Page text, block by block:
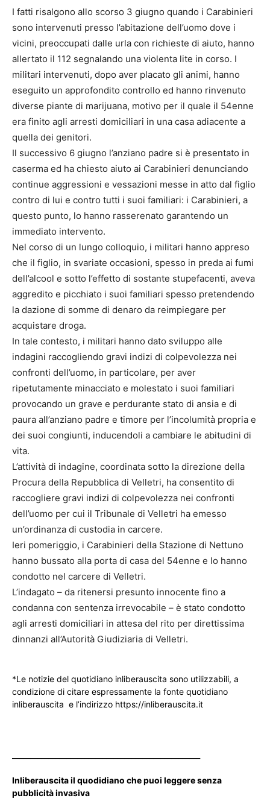
I fatti risalgono allo scorso 3 giugno quando i Carabinieri
sono intervenuti presso l’abitazione dell’uomo dove i
vicini, preoccupati dalle urla con richieste di aiuto, hanno
allertato il 112 segnalando una violenta lite in corso. I
militari intervenuti, dopo aver placato gli animi, hanno
eseguito un approfondito controllo ed hanno rinvenuto
diverse piante di marijuana, motivo per il quale il 54enne
era finito agli arresti domiciliari in una casa adiacente a
quella dei genitori.
Il successivo 6 giugno l’anziano padre si è presentato in
caserma ed ha chiesto aiuto ai Carabinieri denunciando
continue aggressioni e vessazioni messe in atto dal figlio
contro di lui e contro tutti i suoi familiari: i Carabinieri, a
questo punto, lo hanno rasserenato garantendo un
immediato intervento.
Nel corso di un lungo colloquio, i militari hanno appreso
che il figlio, in svariate occasioni, spesso in preda ai fumi
dell’alcool e sotto l’effetto di sostante stupefacenti, aveva
aggredito e picchiato i suoi familiari spesso pretendendo
la dazione di somme di denaro da reimpiegare per
acquistare droga.
In tale contesto, i militari hanno dato sviluppo alle
indagini raccogliendo gravi indizi di colpevolezza nei
confronti dell’uomo, in particolare, per aver
ripetutamente minacciato e molestato i suoi familiari
provocando un grave e perdurante stato di ansia e di
paura all’anziano padre e timore per l’incolumità propria e
dei suoi congiunti, inducendoli a cambiare le abitudini di
vita.
L’attività di indagine, coordinata sotto la direzione della
Procura della Repubblica di Velletri, ha consentito di
raccogliere gravi indizi di colpevolezza nei confronti
dell’uomo per cui il Tribunale di Velletri ha emesso
un’ordinanza di custodia in carcere.
Ieri pomeriggio, i Carabinieri della Stazione di Nettuno
hanno bussato alla porta di casa del 54enne e lo hanno
condotto nel carcere di Velletri.
L’indagato – da ritenersi presunto innocente fino a
condanna con sentenza irrevocabile – è stato condotto
agli arresti domiciliari in attesa del rito per direttissima
dinnanzi all’Autorità Giudiziaria di Velletri.
*Le notizie del quotidiano inliberauscita sono utilizzabili, a
condizione di citare espressamente la fonte quotidiano
inliberauscita e l’indirizzo https://inliberauscita.it
Inliberauscita il quodidiano che puoi leggere senza
pubblicità invasiva